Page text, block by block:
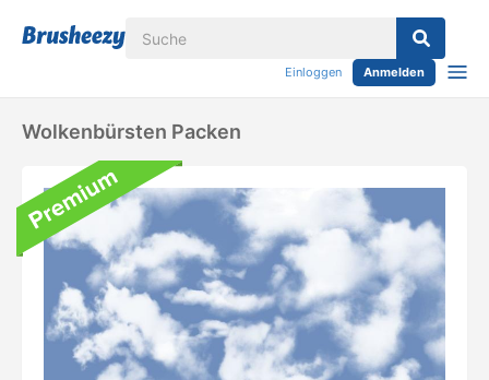
Einloggen Anmelden
Wolkenbürsten Packen